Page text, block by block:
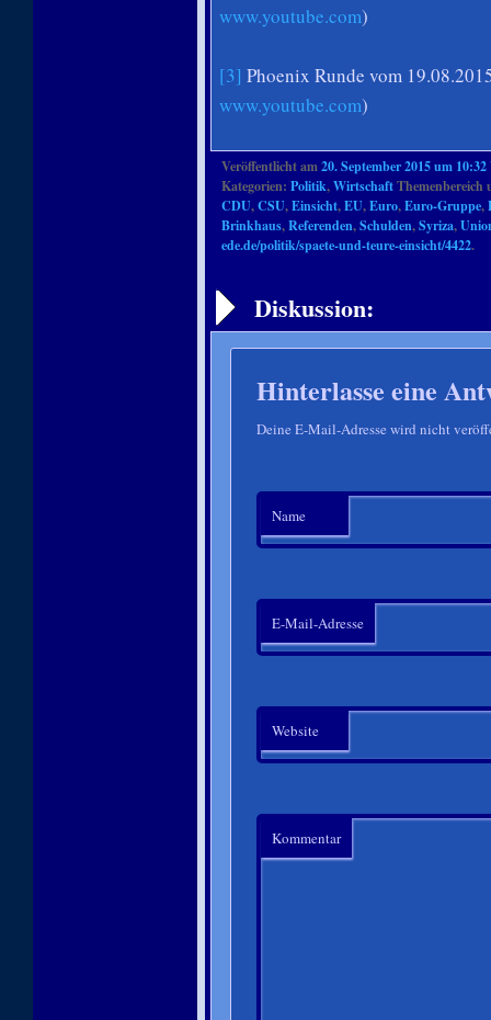
www.youtube.com)
[3] Phoenix Runde vom
www.youtube.com)
Veröffentlicht am20. September 2015 um
Kategorien: Politik,Wirtschaft
CDU,CSU,Einsicht,EU,Euro,Euro-Gruppe,
Brinkhaus,Referenden,Schulden,Syriza,
ede.de/politik/spaete-und-teure-einsicht/4422.
Diskussion:
Hinterlasse eine
Deine E-Mail-Adresse wird nicht
Name
E-Mail-Adresse
Website
Kommentar